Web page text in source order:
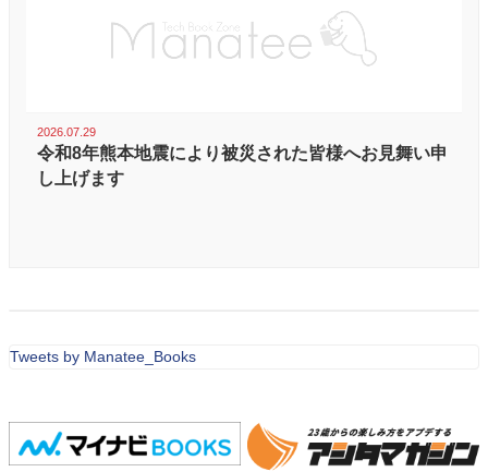
2026.07.29
令和8年熊本地震により被災された皆様へお見舞い申
し上げます
Tweets by Manatee_Books